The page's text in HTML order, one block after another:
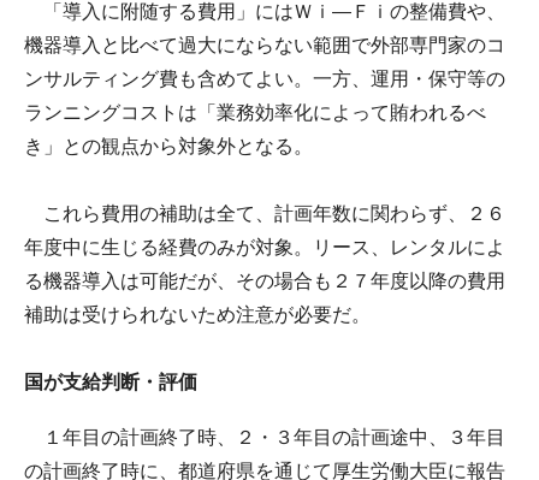
「導入に附随する費用」にはＷｉ―Ｆｉの整備費や、
機器導入と比べて過大にならない範囲で外部専門家のコ
ンサルティング費も含めてよい。一方、運用・保守等の
ランニングコストは「業務効率化によって賄われるべ
き」との観点から対象外となる。
これら費用の補助は全て、計画年数に関わらず、２６
年度中に生じる経費のみが対象。リース、レンタルによ
る機器導入は可能だが、その場合も２７年度以降の費用
補助は受けられないため注意が必要だ。
国が支給判断・評価
１年目の計画終了時、２・３年目の計画途中、３年目
の計画終了時に、都道府県を通じて厚生労働大臣に報告